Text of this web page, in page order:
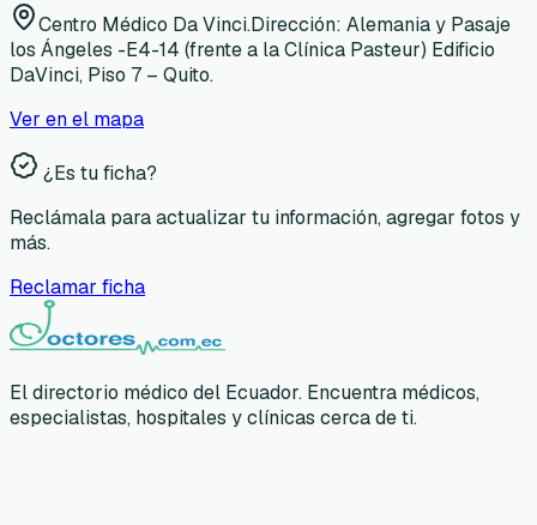
Centro Médico Da Vinci.Dirección: Alemania y Pasaje
los Ángeles -E4-14 (frente a la Clínica Pasteur) Edificio
DaVinci, Piso 7 – Quito.
Ver en el mapa
¿Es tu ficha?
Reclámala para actualizar tu información, agregar fotos y
más.
Reclamar ficha
El directorio médico del Ecuador. Encuentra médicos,
especialistas, hospitales y clínicas cerca de ti.